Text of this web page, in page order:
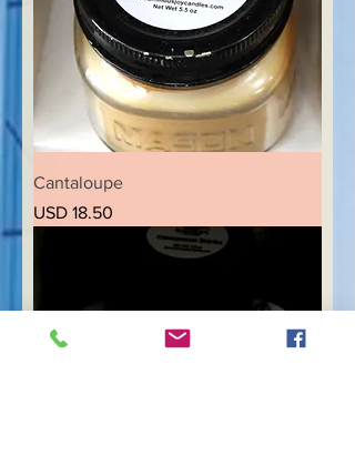
Cantaloupe
Precio
USD 18.50